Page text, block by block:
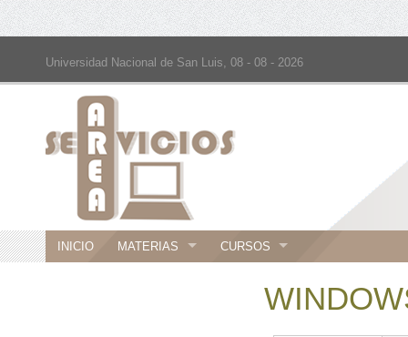
Universidad Nacional de San Luis, 08 - 08 - 2026
INICIO MATERIAS CURSOS